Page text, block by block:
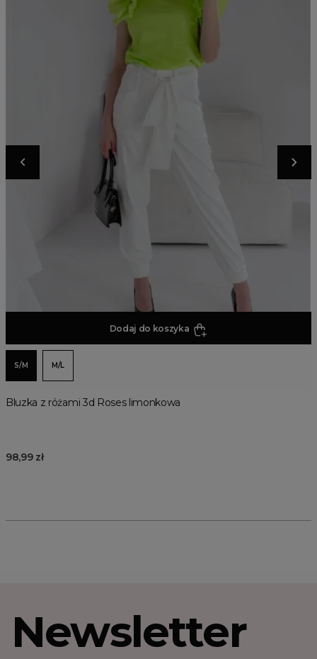
Dodaj do koszyka
S/M M/L
Bluzka z różami 3d Roses limonkowa
98,99 zł
Newsletter